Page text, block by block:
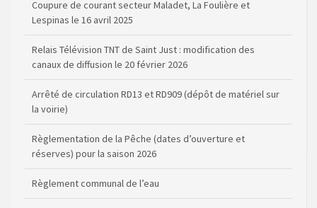
Coupure de courant secteur Maladet, La Foulière et
Lespinas le 16 avril 2025
Relais Télévision TNT de Saint Just : modification des
canaux de diffusion le 20 février 2026
Arrêté de circulation RD13 et RD909 (dépôt de matériel sur
la voirie)
Règlementation de la Pêche (dates d’ouverture et
réserves) pour la saison 2026
Règlement communal de l’eau